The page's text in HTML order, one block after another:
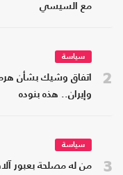
مع السيسي
2
سياسة
اتفاق وشيك بشأن
وإيران.. هذه بنوده
3
سياسة
من له مصلحة بعبور